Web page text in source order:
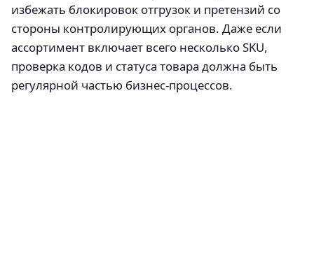
избежать блокировок отгрузок и претензий со
стороны контролирующих органов. Даже если
ассортимент включает всего несколько SKU,
проверка кодов и статуса товара должна быть
регулярной частью бизнес-процессов.